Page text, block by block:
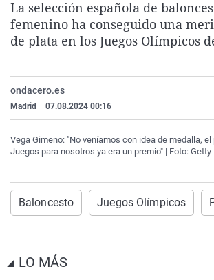
La
La selección española de
femenino ha conseguido una
de plata en los Juegos Olímpicos
ondacero.es
Madrid 07.08.2024 00:16
Vega Gimeno: "No veníamos con idea de medalla,
Juegos para nosotros ya era un premio" | Foto: Getty
Baloncesto Juegos Olímpicos
LO MÁS